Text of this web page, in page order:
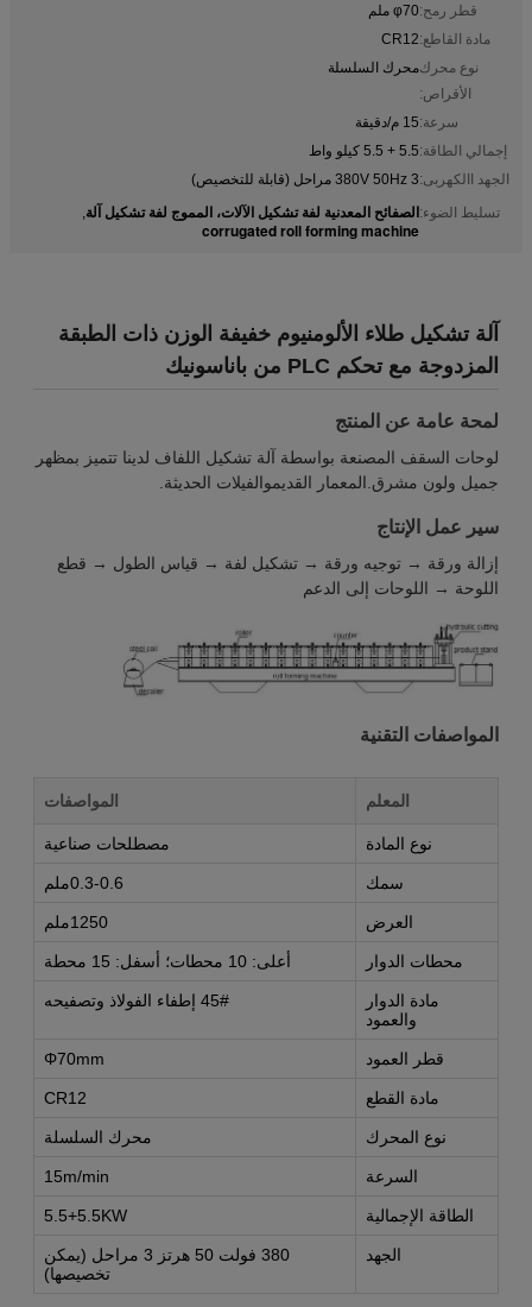
قطر رمح:φ70 ملم
مادة القاطع:CR12
نوع محرك
الأقراص:
محرك السلسلة
سرعة:15 م/دقيقة
إجمالي الطاقة:5.5 + 5.5 كيلو واط
الجهد االكهربى:380V 50Hz 3 مراحل (قابلة للتخصيص)
تسليط الضوء:الصفائح المعدنية لفة تشكيل الآلات، المموج لفة تشكيل آلة,
corrugated roll forming machine
آلة تشكيل طلاء الألومنيوم خفيفة الوزن ذات الطبقة
المزدوجة مع تحكم PLC من باناسونيك
لمحة عامة عن المنتج
لوحات السقف المصنعة بواسطة آلة تشكيل اللفاف لدينا تتميز بمظهر
جميل ولون مشرق.المعمار القديموالفيلات الحديثة.
سير عمل الإنتاج
إزالة ورقة → توجيه ورقة → تشكيل لفة → قياس الطول → قطع
اللوحة → اللوحات إلى الدعم
المواصفات التقنية
المعلم المواصفات
نوع المادة مصطلحات صناعية
سمك 0.3-0.6ملم
العرض 1250ملم
محطات الدوار أعلى: 10 محطات؛ أسفل: 15 محطة
مادة الدوار
والعمود
45# إطفاء الفولاذ وتصفيحه
قطر العمود Φ70mm
مادة القطع CR12
نوع المحرك محرك السلسلة
السرعة 15m/min
الطاقة الإجمالية 5.5+5.5KW
الجهد
380 فولت 50 هرتز 3 مراحل (يمكن
تخصيصها)